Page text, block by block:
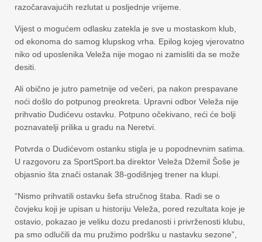
razočaravajućih rezlutat u posljednje vrijeme.
Vijest o mogućem odlasku zatekla je sve u mostaskom klub,
od ekonoma do samog klupskog vrha. Epilog kojeg vjerovatno
niko od uposlenika Veleža nije mogao ni zamisliti da se može
desiti.
Ali obično je jutro pametnije od večeri, pa nakon prespavane
noći došlo do potpunog preokreta. Upravni odbor Veleža nije
prihvatio Dudićevu ostavku. Potpuno očekivano, reći će bolji
poznavatelji prilika u gradu na Neretvi.
Potvrda o Dudićevom ostanku stigla je u popodnevnim satima.
U razgovoru za SportSport.ba direktor Veleža Džemil Šoše je
objasnio šta znači ostanak 38-godišnjeg trener na klupi.
“Nismo prihvatili ostavku šefa stručnog štaba. Radi se o
čovjeku koji je upisan u historiju Veleža, pored rezultata koje je
ostavio, pokazao je veliku dozu predanosti i privrženosti klubu,
pa smo odlučili da mu pružimo podršku u nastavku sezone”,